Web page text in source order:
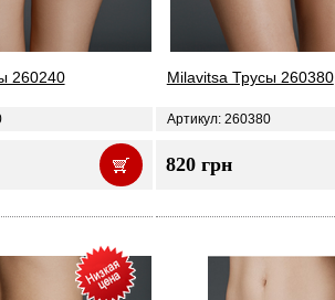
260240 Milavitsa Трусы 260380
Артикул: 260380
820 грн